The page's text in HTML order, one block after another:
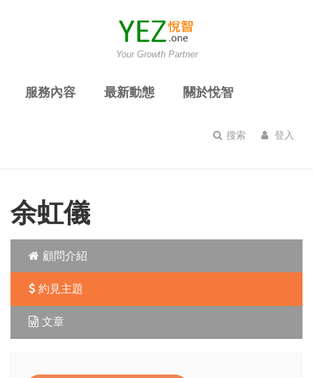
Your Growth Partner
服務內容 最新動態 關於悅智
搜索 登入
余虹儀
顧問介紹
約見主題
文章